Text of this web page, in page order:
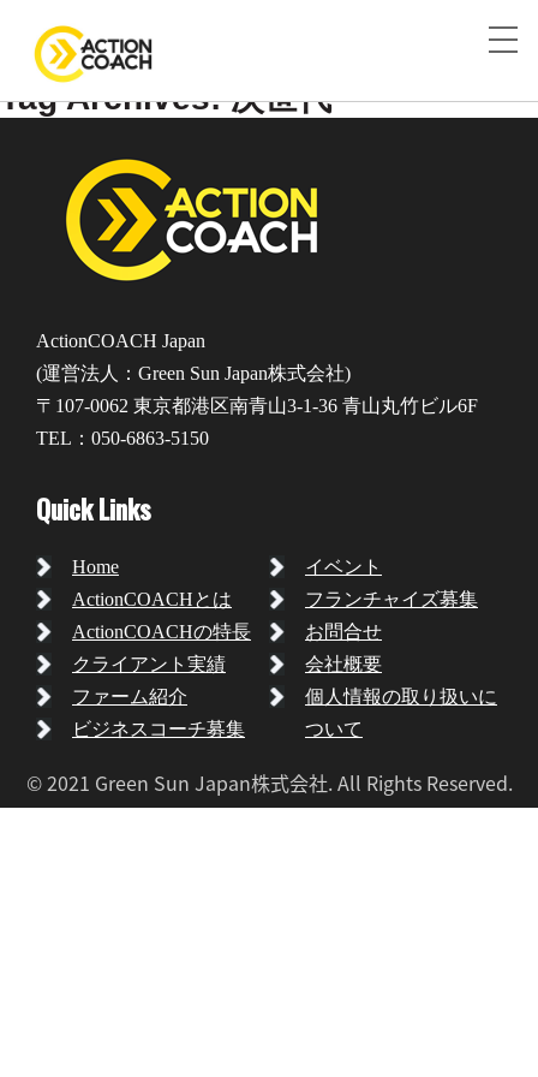
Tag Archives: 次世代
ActionCOACH Japan
(運営法人：Green Sun Japan株式会社)
〒107-0062 東京都港区南青山3-1-36 青山丸竹ビル6F
TEL：050-6863-5150
Quick Links
Home
ActionCOACHとは
ActionCOACHの特長
クライアント実績
ファーム紹介
ビジネスコーチ募集
イベント
フランチャイズ募集
お問合せ
会社概要
個人情報の取り扱いに
ついて
© 2021 Green Sun Japan株式会社. All Rights Reserved.